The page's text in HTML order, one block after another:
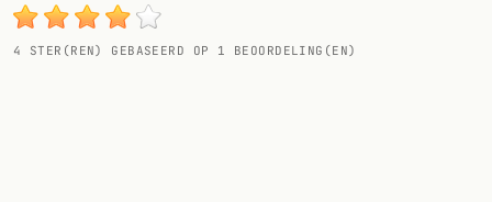
Eenheden
4 STER(REN) GEBASEERD OP 1 BEOORDELING(EN)